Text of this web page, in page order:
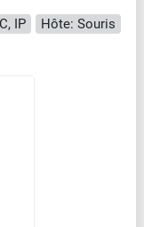
IP
Hôte: Souris